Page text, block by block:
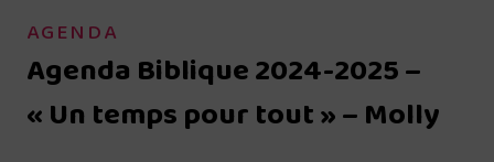
AGENDA
Agenda Biblique 2024-2025 –
« Un temps pour tout » – Molly